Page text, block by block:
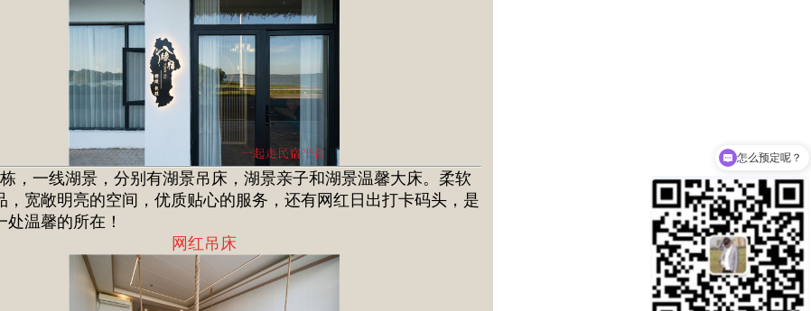
，一线湖景，分别有湖景吊床，湖景亲子和湖景温馨大床。柔软
，宽敞明亮的空间，优质贴心的服务，还有网红日出打卡码头，是
处温馨的所在！
网红吊床
推荐一下哪家比较好?